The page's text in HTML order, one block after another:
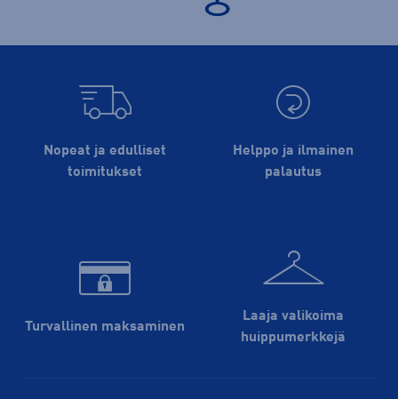
Nopeat ja edulliset
toimitukset
Helppo ja ilmainen
palautus
Turvallinen maksaminen
Laaja valikoima
huippu­merkkejä